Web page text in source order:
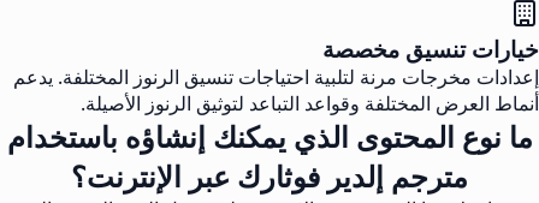
خيارات تنسيق مخصصة
إعدادات مخرجات مرنة لتلبية احتياجات تنسيق الرنوز المختلفة. يدعم
أنماط العرض المختلفة وقواعد التباعد لتوثيق الرنوز الأصيلة.
ما نوع المحتوى الذي يمكنك إنشاؤه باستخدام
مترجم إلدير فوثارك عبر الإنترنت؟